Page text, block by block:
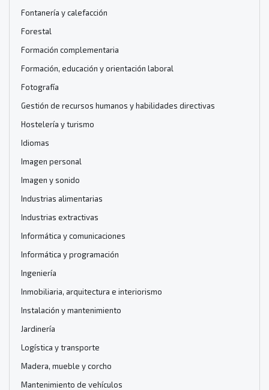
Fontanería y calefacción
Forestal
Formación complementaria
Formación, educación y orientación laboral
Fotografía
Gestión de recursos humanos y habilidades directivas
Hostelería y turismo
Idiomas
Imagen personal
Imagen y sonido
Industrias alimentarias
Industrias extractivas
Informática y comunicaciones
Informática y programación
Ingeniería
Inmobiliaria, arquitectura e interiorismo
Instalación y mantenimiento
Jardinería
Logística y transporte
Madera, mueble y corcho
Mantenimiento de vehículos